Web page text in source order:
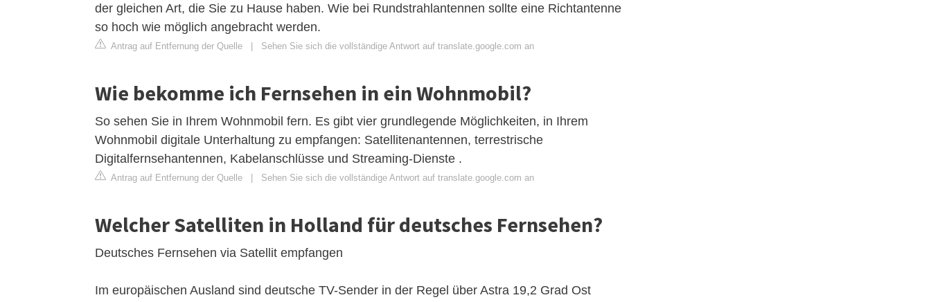
der gleichen Art, die Sie zu Hause haben. Wie bei Rundstrahlantennen sollte eine Richtantenne
so hoch wie möglich angebracht werden.
Antrag auf Entfernung der Quelle | Sehen Sie sich die vollständige Antwort auf translate.google.com an
Wie bekomme ich Fernsehen in ein Wohnmobil?
So sehen Sie in Ihrem Wohnmobil fern. Es gibt vier grundlegende Möglichkeiten, in Ihrem
Wohnmobil digitale Unterhaltung zu empfangen: Satellitenantennen, terrestrische
Digitalfernsehantennen, Kabelanschlüsse und Streaming-Dienste .
Antrag auf Entfernung der Quelle | Sehen Sie sich die vollständige Antwort auf translate.google.com an
Welcher Satelliten in Holland für deutsches Fernsehen?
Deutsches Fernsehen via Satellit empfangen
Im europäischen Ausland sind deutsche TV-Sender in der Regel über Astra 19,2 Grad Ost